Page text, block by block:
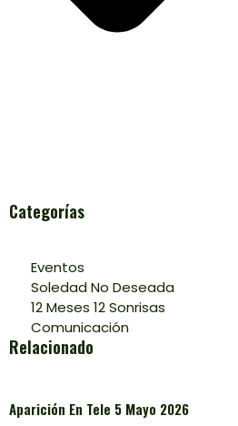
Categorías
Eventos
Soledad No Deseada
12 Meses 12 Sonrisas
Comunicación
Relacionado
Aparición En Tele 5 Mayo 2026